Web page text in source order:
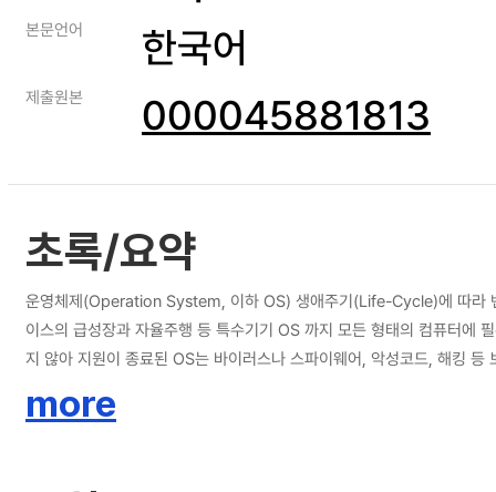
본문언어 한국어
제출원본 000045881813
초록/요약
운영체제(Operation System, 이하 OS) 생애주기(Life-Cycle)에 따라 벤더의 지원 종료에 따른 보안 문제가 전 세계적
이스의 급성장과 자율주행 등 특수기기 OS 까지 모든 형태의 컴퓨터에 필수적으로 설치되어 있다. OS를 생산 및 공급하는 벤더는 제품 출시부터 일정 기간 동안 주기적인 지
지 않아 지원이 종료된 OS는 바이러스나 스파이웨어, 악성코드, 해킹
more